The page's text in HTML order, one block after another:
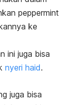
peppermint
ke
ini juga bisa
nyeri haid.
juga bisa